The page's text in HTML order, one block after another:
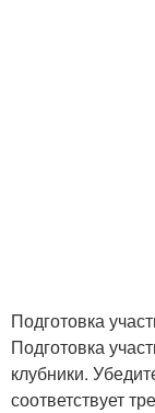
Разница
Подготовка
Подготовка
клубники.
соответствует